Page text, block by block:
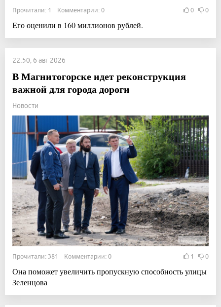
Прочитали: 1 Комментарии: 0 0 0
Его оценили в 160 миллионов рублей.
22:50, 6 авг 2026
В Магнитогорске идет реконструкция
важной для города дороги
Новости
Прочитали: 381 Комментарии: 0 1 0
Она поможет увеличить пропускную способность улицы
Зеленцова